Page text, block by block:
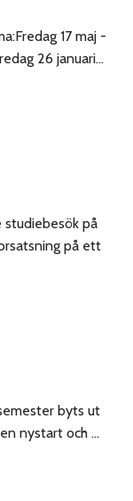
17 maj -
26 januari...
på
på ett
byts ut
nystart och ...